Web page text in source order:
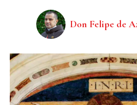
Don Felipe de